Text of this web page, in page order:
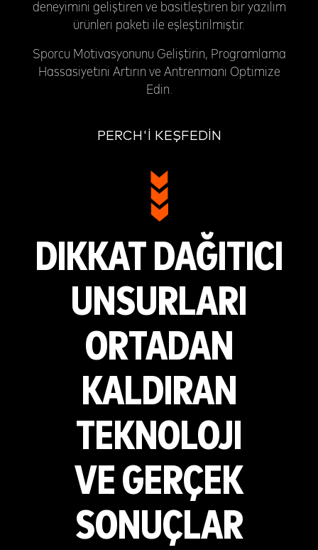
deneyimini geliştiren ve basitleştiren bir yazılım
ürünleri paketi ile eşleştirilmiştir.
Sporcu Motivasyonunu Geliştirin, Programlama
Hassasiyetini Artırın ve Antrenmanı Optimize
Edin.
PERCH'İ KEŞFEDİN
DIKKAT DAĞITICI
UNSURLARI
ORTADAN
KALDIRAN
TEKNOLOJI
VE GERÇEK
SONUÇLAR